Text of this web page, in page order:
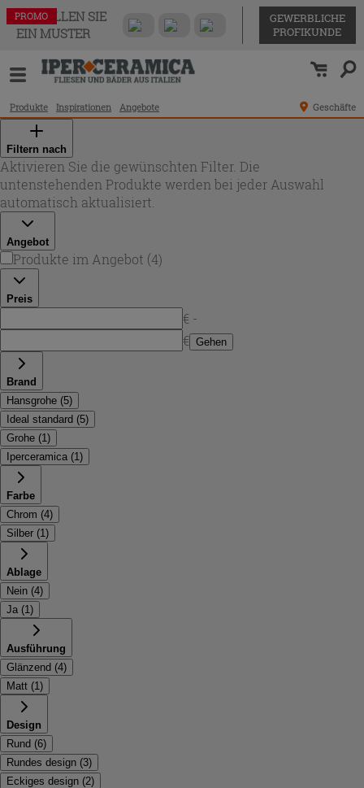
BESTELLEN SIE
EIN MUSTER
GEWERBLICHE
PROFIKUNDE
Produkte Inspirationen Angebote Geschäfte
Filtern nach
Aktivieren Sie die gewünschten Filter. Die
untenstehenden Produkte werden bei jeder Auswahl
automatisch aktualisiert.
Angebot
Produkte im Angebot (4)
Preis
€ -
€ Gehen
Brand
Hansgrohe (5)
Ideal standard (5)
Grohe (1)
Iperceramica (1)
Farbe
Chrom (4)
Silber (1)
Ablage
Nein (4)
Ja (1)
Ausführung
Glänzend (4)
Matt (1)
Design
Rund (6)
Rundes design (3)
Eckiges design (2)
PROMO
PROMO
PROMO
PROMO